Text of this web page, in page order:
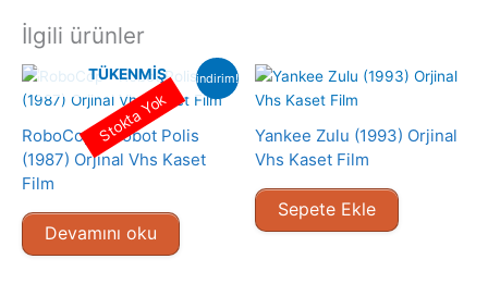
İlgili ürünler
indirim!
TÜKENMIŞ
RoboCop – Robot Polis
(1987) Orjinal Vhs Kaset
Film
Devamını oku
Stokta Yok
Yankee Zulu (1993) Orjinal
Vhs Kaset Film
Sepete Ekle